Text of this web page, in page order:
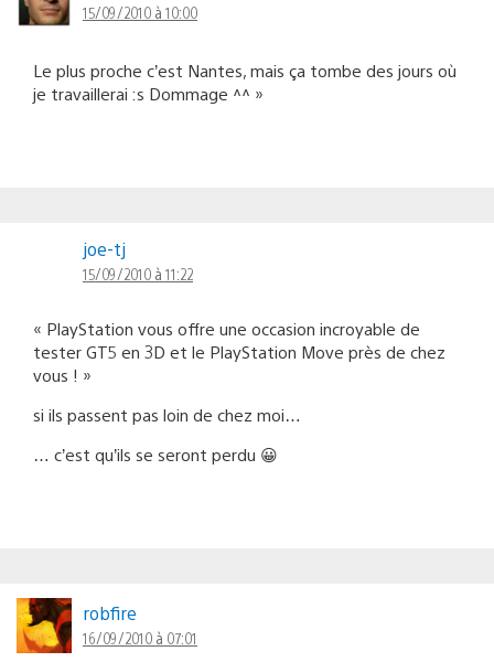
15/09/2010 à 10:00
Le plus proche c’est Nantes, mais ça tombe des jours où
je travaillerai :s Dommage ^^ »
joe-tj
15/09/2010 à 11:22
« PlayStation vous offre une occasion incroyable de
tester GT5 en 3D et le PlayStation Move près de chez
vous ! »
si ils passent pas loin de chez moi…
… c’est qu’ils se seront perdu 😀
robfire
16/09/2010 à 07:01